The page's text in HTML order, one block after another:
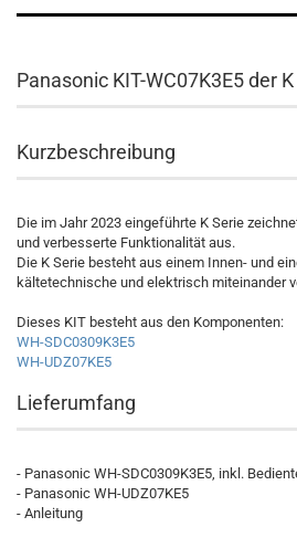
Panasonic KIT-WC07K3E5 der
Kurzbeschreibung
Die im Jahr 2023 eingeführte K Serie
und verbesserte Funktionalität aus.
Die K Serie besteht aus einem Innen- und
kältetechnische und elektrisch miteinander
Dieses KIT besteht aus den Komponenten:
WH-SDC0309K3E5
WH-UDZ07KE5
Lieferumfang
- Panasonic WH-SDC0309K3E5, inkl.
- Panasonic WH-UDZ07KE5
- Anleitung